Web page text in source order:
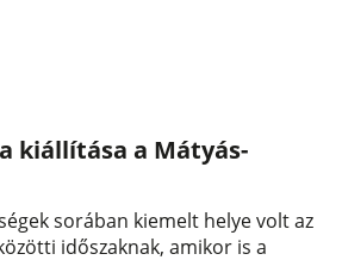
kiállítása a Mátyás-
sorában kiemelt helye volt az
időszaknak, amikor is a